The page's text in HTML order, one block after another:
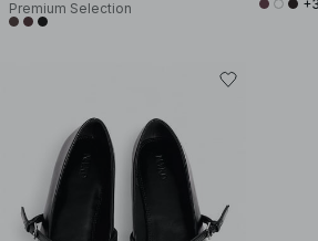
Premium Selection
+3